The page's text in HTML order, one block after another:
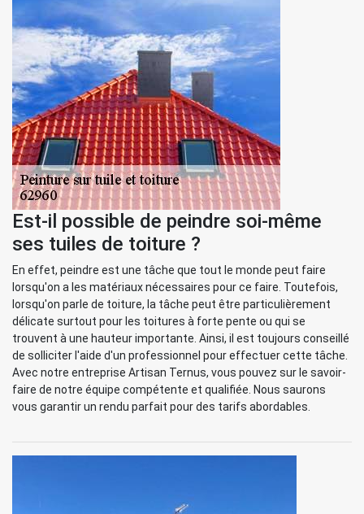
Est-il possible de peindre soi-même
ses tuiles de toiture ?
En effet, peindre est une tâche que tout le monde peut faire
lorsqu'on a les matériaux nécessaires pour ce faire. Toutefois,
lorsqu'on parle de toiture, la tâche peut être particulièrement
délicate surtout pour les toitures à forte pente ou qui se
trouvent à une hauteur importante. Ainsi, il est toujours conseillé
de solliciter l'aide d'un professionnel pour effectuer cette tâche.
Avec notre entreprise Artisan Ternus, vous pouvez sur le savoir-
faire de notre équipe compétente et qualifiée. Nous saurons
vous garantir un rendu parfait pour des tarifs abordables.